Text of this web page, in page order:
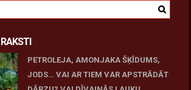
PETROLEJA, AMONJAKA ŠĶĪDUMS,
JODS… VAI AR TIEM VAR APSTRĀDĀT